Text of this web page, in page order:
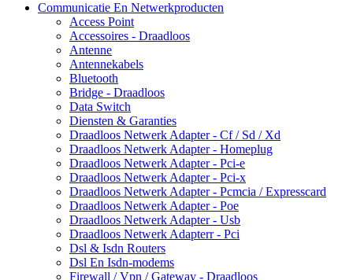
Communicatie En Netwerkproducten
Access Point
Accessoires - Draadloos
Antenne
Antennekabels
Bluetooth
Bridge - Draadloos
Data Switch
Diensten & Garanties
Draadloos Netwerk Adapter - Cf / Sd / Xd
Draadloos Netwerk Adapter - Homeplug
Draadloos Netwerk Adapter - Pci-e
Draadloos Netwerk Adapter - Pci-x
Draadloos Netwerk Adapter - Pcmcia / Expresscard
Draadloos Netwerk Adapter - Poe
Draadloos Netwerk Adapter - Usb
Draadloos Netwerk Adapterr - Pci
Dsl & Isdn Routers
Dsl En Isdn-modems
Firewall / Vpn / Gateway - Draadloos